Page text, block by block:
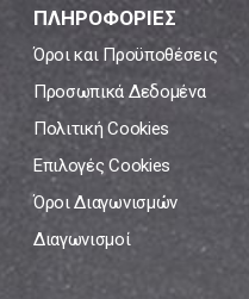
ΠΛΗΡΟΦΟΡΙΕΣ
Όροι και Προϋποθέσεις
Προσωπικά Δεδομένα
Πολιτική Cookies
Επιλογές Cookies
Όροι Διαγωνισμών
Διαγωνισμοί